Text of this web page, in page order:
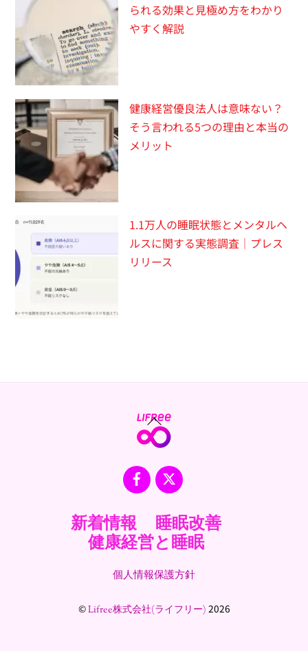
られる効果と見極め方をわかり
やすく解説
健康経営優良法人は意味ない？
そう言われる5つの理由と本当の
メリット
1.1万人の睡眠状態とメンタルヘ
ルスに関する実態調査｜プレス
リリース
Back
To
Facebook
X
新着情報
睡眠改善
健康経営と睡眠
個人情報保護方針
©Lifree株式会社(ライフリー) 2026